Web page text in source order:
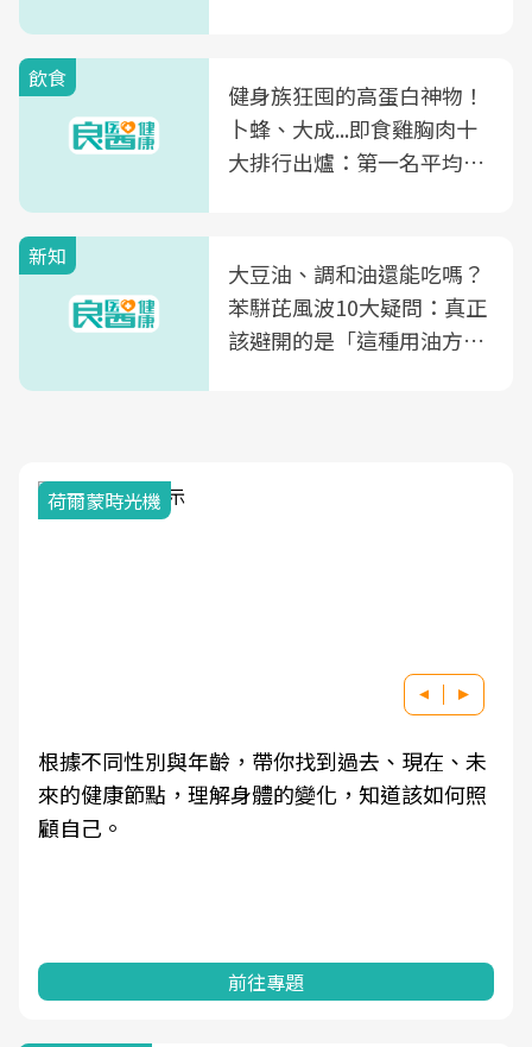
飲食
健身族狂囤的高蛋白神物！
卜蜂、大成...即食雞胸肉十
大排行出爐：第一名平均一
新知
大豆油、調和油還能吃嗎？
苯駢芘風波10大疑問：真正
該避開的是「這種用油方
荷爾蒙時光機
根據不同性別與年齡，帶你找到過去、現在、未
來的健康節點，理解身體的變化，知道該如何照
顧自己。
前往專題